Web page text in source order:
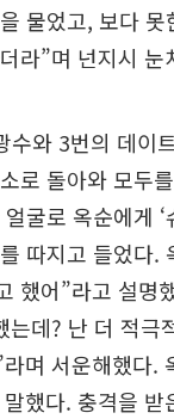
물었고, 보다 못
라”며 넌지시 눈
수와 3번의 데이
로 돌아와 모두
굴로 옥순에게 ‘
따지고 들었다.
했어”라고 설명
는데? 난 더 적극
며 서운해했다.
했다. 충격을 받